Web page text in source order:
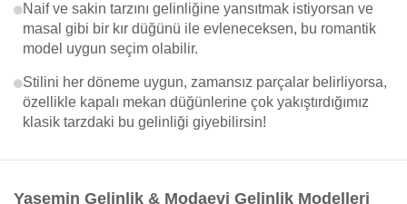
Naif ve sakin tarzını gelinliğine yansıtmak istiyorsan ve
masal gibi bir kır düğünü ile evleneceksen, bu romantik
model uygun seçim olabilir.
Stilini her döneme uygun, zamansız parçalar belirliyorsa,
özellikle kapalı mekan düğünlerine çok yakıştırdığımız
klasik tarzdaki bu gelinliği giyebilirsin!
Yasemin Gelinlik & Modaevi Gelinlik Modelleri